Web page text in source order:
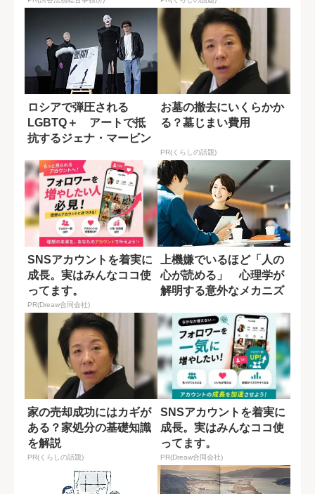
ロシアで弾圧される
LGBTQ＋ アートで抵
抗するジェナ・マービン
お墓の撤去にいくらかか
る？墓じまい費用
PR(くらしの話題)
SNSアカウントを着実に
成長。実はみんなココ使
ってます。
PR(Dreaw合同会社)
上機嫌でいるほど「人の
心が読める」 心理学が
解明する意外なメカニズ
家の売却成功にはカギが
ある？家処分の基礎知識
を解説
PR(くらしの話題)
SNSアカウントを着実に
成長。実はみんなココ使
ってます。
PR(Dreaw合同会社)